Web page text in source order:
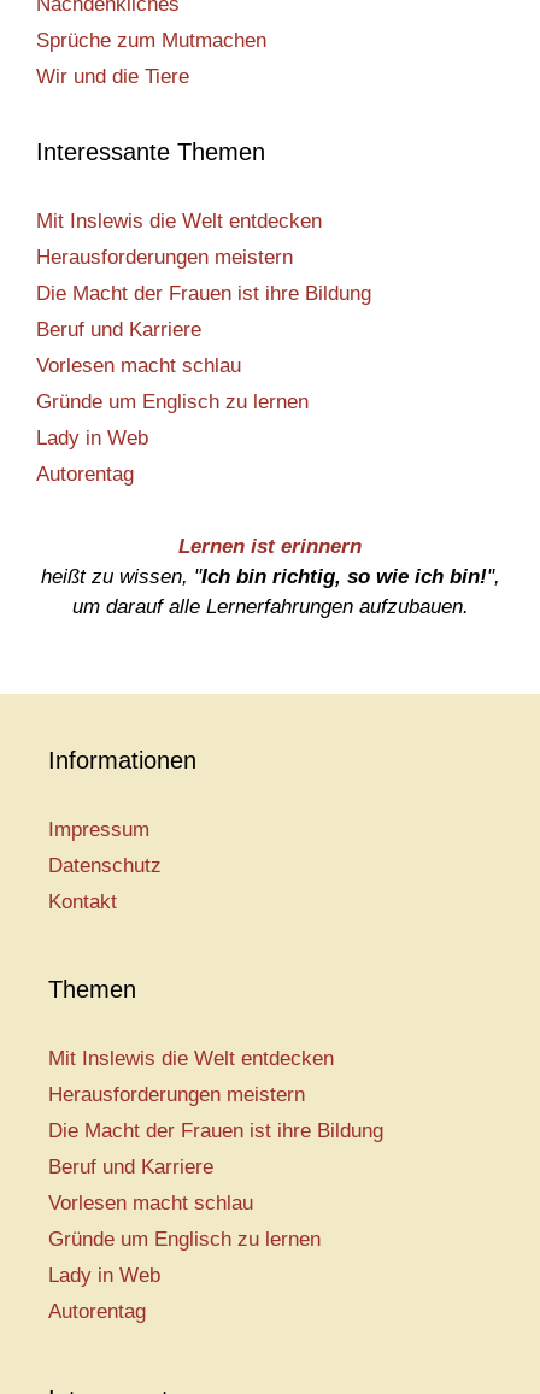
Sprüche zum Mutmachen
Wir und die Tiere
Interessante Themen
Mit Inslewis die Welt entdecken
Herausforderungen meistern
Die Macht der Frauen ist ihre Bildung
Beruf und Karriere
Vorlesen macht schlau
Gründe um Englisch zu lernen
Lady in Web
Autorentag
Lernen ist erinnern
heißt zu wissen, "Ich bin richtig, so wie ich bin!",
um darauf alle Lernerfahrungen aufzubauen.
Informationen
Impressum
Datenschutz
Kontakt
Themen
Mit Inslewis die Welt entdecken
Herausforderungen meistern
Die Macht der Frauen ist ihre Bildung
Beruf und Karriere
Vorlesen macht schlau
Gründe um Englisch zu lernen
Lady in Web
Autorentag